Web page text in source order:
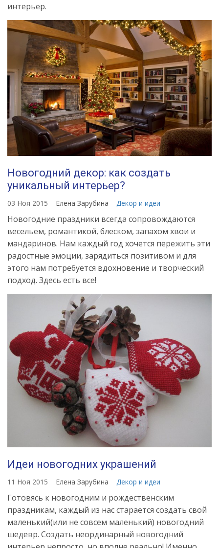
интерьер.
Новогодний декор: как создать
уникальный интерьер?
03 Ноя 2015 Елена Зарубина Декор и идеи
Новогодние праздники всегда сопровождаются
весельем, романтикой, блеском, запахом хвои и
мандаринов. Нам каждый год хочется пережить эти
радостные эмоции, зарядиться позитивом и для
этого нам потребуется вдохновение и творческий
подход. Здесь есть все!
Идеи новогодних украшений
11 Ноя 2015 Елена Зарубина Декор и идеи
Готовясь к новогодним и рождественским
праздникам, каждый из нас старается создать свой
маленький(или не совсем маленький) новогодний
шедевр. Создать неординарный новогодний